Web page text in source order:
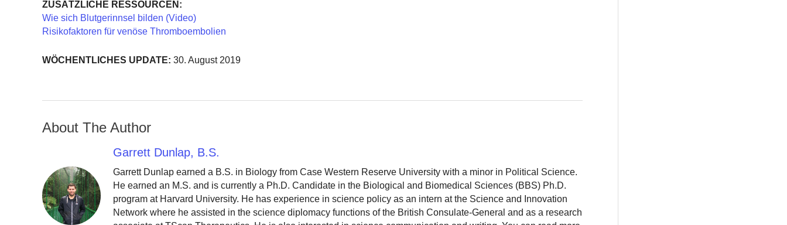
ZUSÄTZLICHE RESSOURCEN:
Wie sich Blutgerinnsel bilden (Video)
Risikofaktoren für venöse Thromboembolien
WÖCHENTLICHES UPDATE: 30. August 2019
About The Author
Garrett Dunlap, B.S.
Garrett Dunlap earned a B.S. in Biology from Case Western Reserve University with a minor in Political Science.
He earned an M.S. and is currently a Ph.D. Candidate in the Biological and Biomedical Sciences (BBS) Ph.D.
program at Harvard University. He has experience in science policy as an intern at the Science and Innovation
Network where he assisted in the science diplomacy functions of the British Consulate-General and as a research